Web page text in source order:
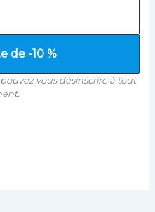
vous désinscrire à tout